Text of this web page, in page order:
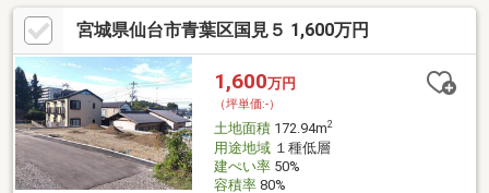
す・前面道路および隣地とは高低差の少ない平坦な敷地です・建
築条件付売地ではありません・住宅用地・事務所用地・店舗用地
など様々な用途での利用が検討可能です
宮城県仙台市青葉区国見５ 1,600万円
1,600万円
（坪単価:-）
土地面積172.94m2
用途地域１種低層
建ぺい率50%
容積率80%